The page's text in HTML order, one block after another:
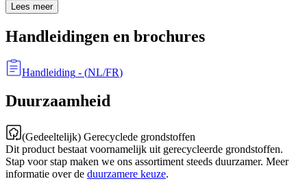
Lees meer
Handleidingen en brochures
Handleiding - (NL/FR)
Duurzaamheid
(Gedeeltelijk) Gerecyclede grondstoffen
Dit product bestaat voornamelijk uit gerecycleerde grondstoffen.
Stap voor stap maken we ons assortiment steeds duurzamer. Meer
informatie over de duurzamere keuze.